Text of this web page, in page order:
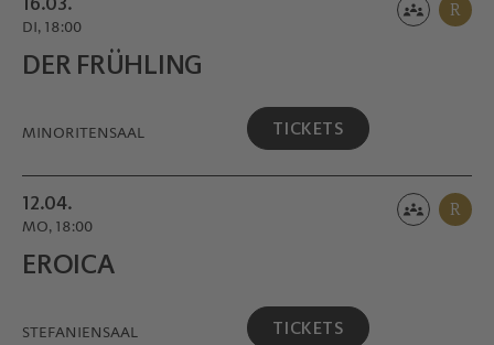
DI, 18:00
R
DER FRÜHLING
MINORITEN­SAAL TICKETS
12.04.
MO, 18:00
R
EROICA
STEFANIENSAAL TICKETS